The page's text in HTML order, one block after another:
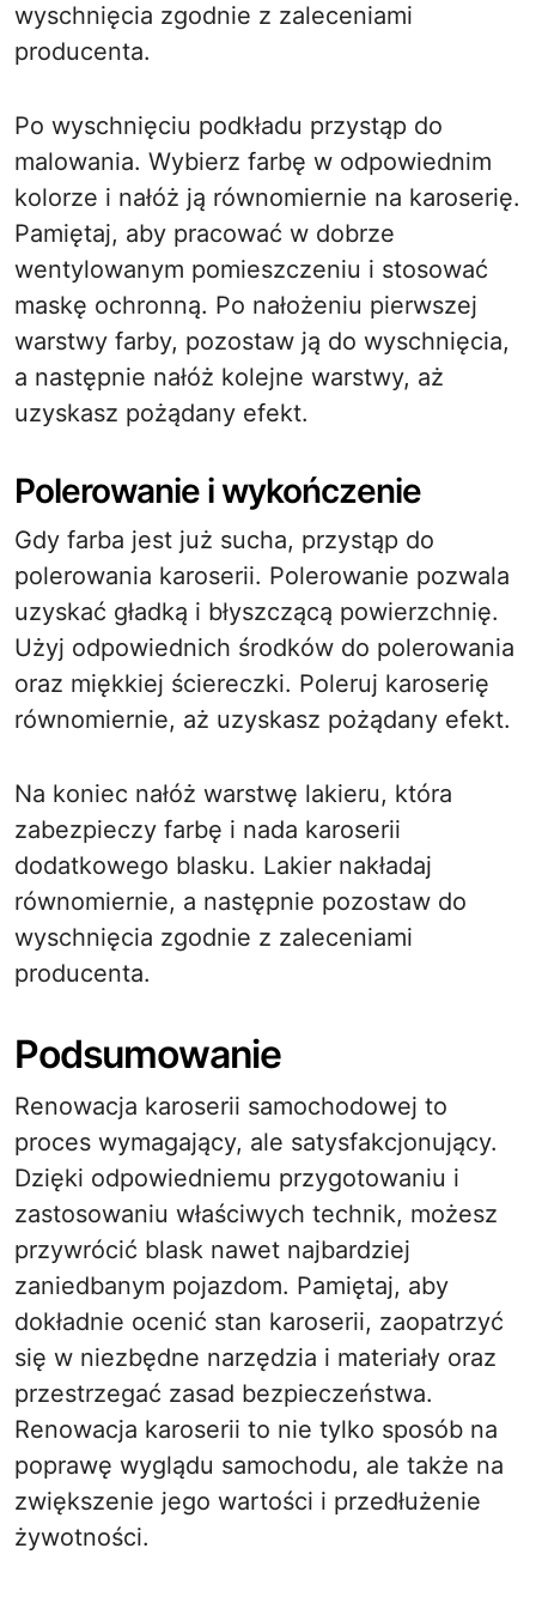
wyschnięcia zgodnie z zaleceniami
producenta.
Po wyschnięciu podkładu przystąp do
malowania. Wybierz farbę w odpowiednim
kolorze i nałóż ją równomiernie na karoserię.
Pamiętaj, aby pracować w dobrze
wentylowanym pomieszczeniu i stosować
maskę ochronną. Po nałożeniu pierwszej
warstwy farby, pozostaw ją do wyschnięcia,
a następnie nałóż kolejne warstwy, aż
uzyskasz pożądany efekt.
Polerowanie i wykończenie
Gdy farba jest już sucha, przystąp do
polerowania karoserii. Polerowanie pozwala
uzyskać gładką i błyszczącą powierzchnię.
Użyj odpowiednich środków do polerowania
oraz miękkiej ściereczki. Poleruj karoserię
równomiernie, aż uzyskasz pożądany efekt.
Na koniec nałóż warstwę lakieru, która
zabezpieczy farbę i nada karoserii
dodatkowego blasku. Lakier nakładaj
równomiernie, a następnie pozostaw do
wyschnięcia zgodnie z zaleceniami
producenta.
Podsumowanie
Renowacja karoserii samochodowej to
proces wymagający, ale satysfakcjonujący.
Dzięki odpowiedniemu przygotowaniu i
zastosowaniu właściwych technik, możesz
przywrócić blask nawet najbardziej
zaniedbanym pojazdom. Pamiętaj, aby
dokładnie ocenić stan karoserii, zaopatrzyć
się w niezbędne narzędzia i materiały oraz
przestrzegać zasad bezpieczeństwa.
Renowacja karoserii to nie tylko sposób na
poprawę wyglądu samochodu, ale także na
zwiększenie jego wartości i przedłużenie
żywotności.